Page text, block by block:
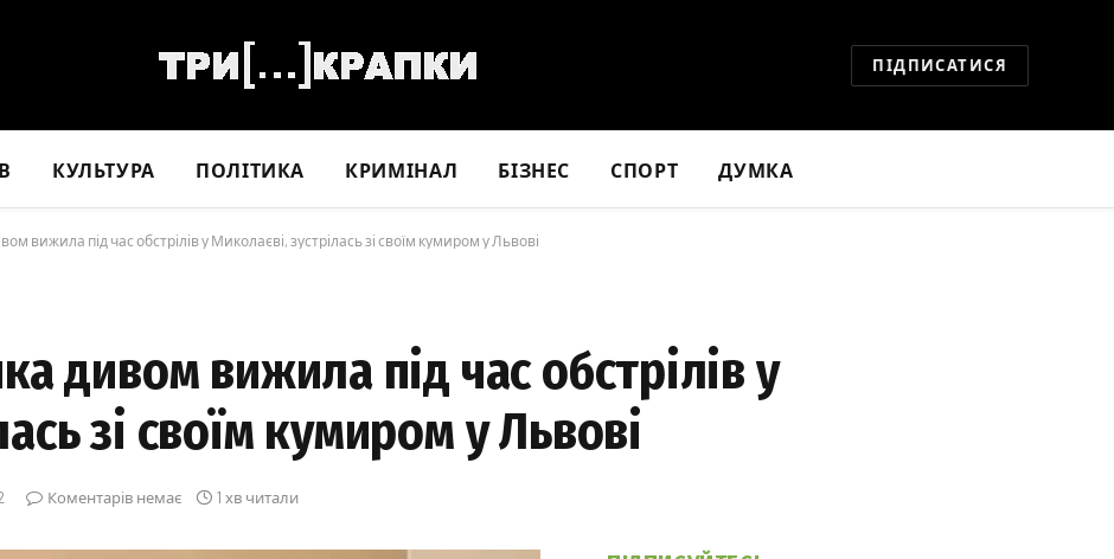
ПІДПИСАТИСЯ
КУЛЬТУРА ПОЛІТИКА КРИМІНАЛ БІЗНЕС СПОРТ ДУМКА
вижила під час обстрілів у Миколаєві, зустрілась зі своїм кумиром у Львові
дивом вижила під час обстрілів у
зі своїм кумиром у Львові
Коментарів немає 1 хв читали